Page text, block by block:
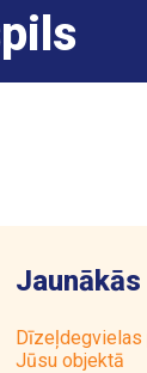
Jūsu objektā